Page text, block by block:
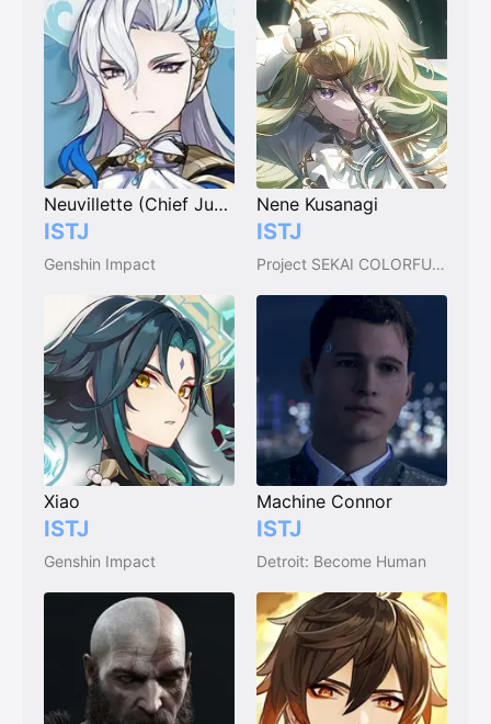
Neuvillette (Chief Justice of Fontaine)
ISTJ
Genshin Impact
Nene Kusanagi
ISTJ
Project SEKAI COLORFUL STAGE!
Xiao
ISTJ
Genshin Impact
Machine Connor
ISTJ
Detroit: Become Human